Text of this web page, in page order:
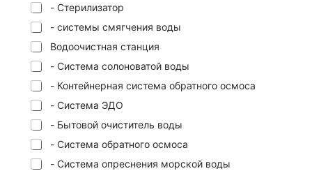
- Стерилизатор
- системы смягчения воды
Водоочистная станция
- Система солоноватой воды
- Контейнерная система обратного осмоса
- Система ЭДО
- Бытовой очиститель воды
- Система обратного осмоса
- Система опреснения морской воды